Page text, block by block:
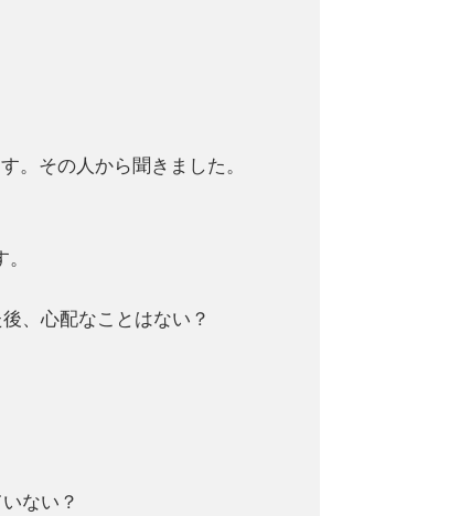
その人から聞きました。
心配なことはない？
ない？